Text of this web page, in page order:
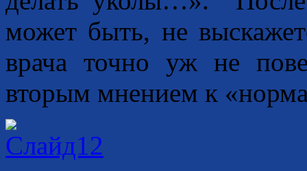
может быть, не
врача точно уж не
вторым мнением к